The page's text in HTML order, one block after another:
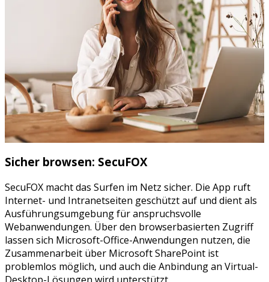
Sicher browsen: SecuFOX
SecuFOX macht das Surfen im Netz sicher. Die App ruft
Internet- und Intranetseiten geschützt auf und dient als
Ausführungsumgebung für anspruchsvolle
Webanwendungen. Über den browserbasierten Zugriff
lassen sich Microsoft-Office-Anwendungen nutzen, die
Zusammenarbeit über Microsoft SharePoint ist
problemlos möglich, und auch die Anbindung an Virtual-
Desktop-Lösungen wird unterstützt.